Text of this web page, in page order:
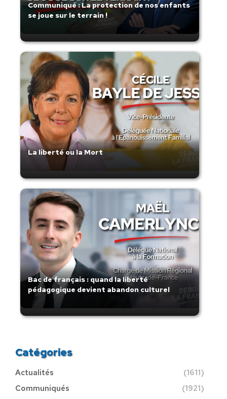
Communiqué : La protection de nos enfants
se joue sur le terrain !
La liberté ou la Mort
Bac de français : quand la liberté
pédagogique devient abandon culturel
Catégories
Actualités
(1611)
Communiqués
(1921)